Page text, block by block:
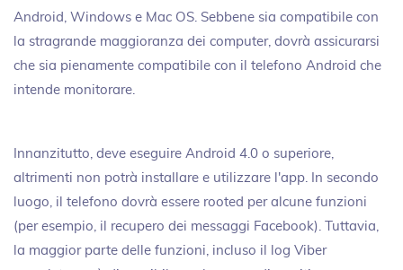
Android, Windows e Mac OS. Sebbene sia compatibile con
la stragrande maggioranza dei computer, dovrà assicurarsi
che sia pienamente compatibile con il telefono Android che
intende monitorare.
Innanzitutto, deve eseguire Android 4.0 o superiore,
altrimenti non potrà installare e utilizzare l'app. In secondo
luogo, il telefono dovrà essere rooted per alcune funzioni
(per esempio, il recupero dei messaggi Facebook). Tuttavia,
la maggior parte delle funzioni, incluso il log Viber